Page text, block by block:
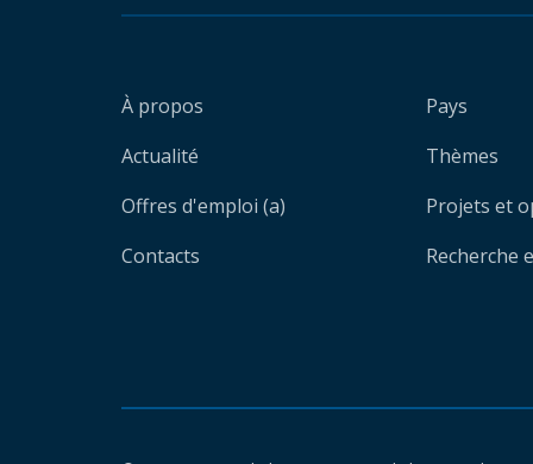
À propos
Actualité
Offres d'emploi (a)
Contacts
Pays
Thèmes
Projets et
Recherche